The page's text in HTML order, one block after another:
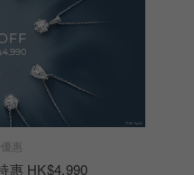
惠
惠 HK$4,990